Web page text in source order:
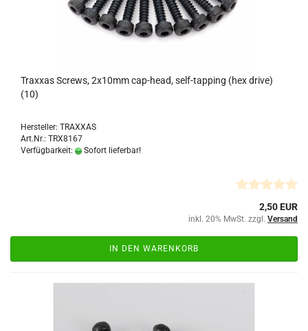
Traxxas Screws, 2x10mm cap-head, self-tapping (hex drive)
(10)
Hersteller: TRAXXAS
Art.Nr.: TRX8167
Verfügbarkeit:
Sofort lieferbar!
2,50 EUR
inkl. 20% MwSt. zzgl. Versand
IN DEN WARENKORB